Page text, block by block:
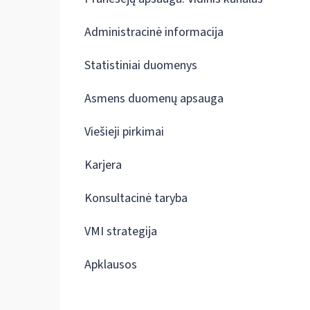
Administracinė informacija
Statistiniai duomenys
Asmens duomenų apsauga
Viešieji pirkimai
Karjera
Konsultacinė taryba
VMI strategija
Apklausos